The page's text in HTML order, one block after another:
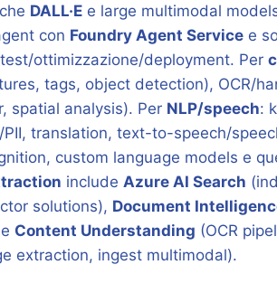
DALL·E e large multimodal
con Foundry Agent Service e
ottimizzazione/deployment. Per
tags, object detection), OCR/
spatial analysis). Per NLP/speech:
translation, text-to-speech/
custom language models e
include Azure AI Search
solutions), Document
Content Understanding (OCR
extraction, ingest multimodal).